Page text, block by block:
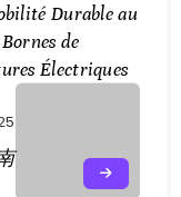
Durable au
de
Électriques